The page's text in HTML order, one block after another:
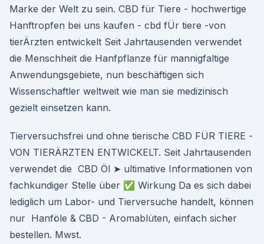
Marke der Welt zu sein. CBD für Tiere - hochwertige
Hanftropfen bei uns kaufen - cbd fÜr tiere -von
tierÄrzten entwickelt Seit Jahrtausenden verwendet
die Menschheit die Hanfpflanze für mannigfaltige
Anwendungsgebiete, nun beschäftigen sich
Wissenschaftler weltweit wie man sie medizinisch
gezielt einsetzen kann.
Tierversuchsfrei und ohne tierische CBD FÜR TIERE -
VON TIERÄRZTEN ENTWICKELT. Seit Jahrtausenden
verwendet die CBD Öl ➤ ultimative Informationen von
fachkundiger Stelle über ✅ Wirkung Da es sich dabei
lediglich um Labor- und Tierversuche handelt, können
nur Hanföle & CBD - Aromablüten, einfach sicher
bestellen. Mwst.